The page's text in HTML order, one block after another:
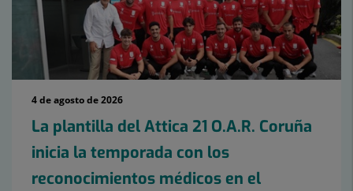
4 de agosto de 2026
La plantilla del Attica 21 O.A.R. Coruña
inicia la temporada con los
reconocimientos médicos en el